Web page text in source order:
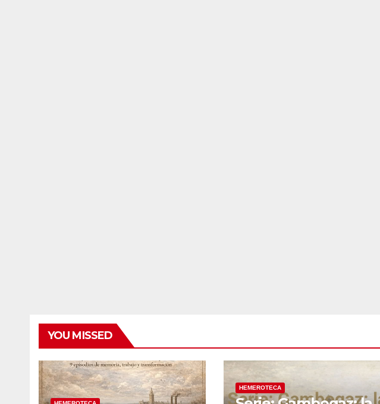
YOU MISSED
HEMEROTECA